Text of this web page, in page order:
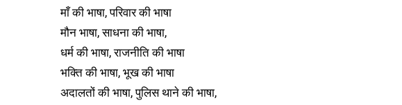
माँ की भाषा, परिवार की भाषा
मौन भाषा, साधना की भाषा,
धर्म की भाषा, राजनीति की भाषा
भक्ति की भाषा, भूख की भाषा
अदालतों की भाषा, पुलिस थाने की भाषा,